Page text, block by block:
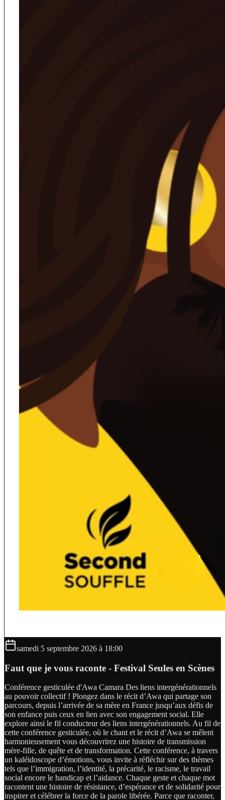
samedi 5 septembre 2026 à 18:00
Faut que je vous raconte - Festival Seules en Scènes
Conférence gesticulée d'Awa Camara Des liens intergénérationnels
au pouvoir collectif ! Plongez dans le récit d’Awa qui partage son
parcours, depuis l’arrivée de sa mère en France jusqu’aux défis de
son enfance puis ceux en lien avec son engagement social. Elle
explore ainsi le fil conducteur des liens intergénérationnels. Au fil de
cette conférence gesticulée, où le chant et le récit d’Awa se mêlent
harmonieusement vous découvrirez une histoire de transmission
mère-fille, de quête et de transformation. Cette conférence, à travers
un kaléidoscope d’émotions, vous invite à réfléchir sur des thèmes
tels que l’immigration, l’identité, la précarité, le racisme, le travail
social encore le handicap et l’aidance. Chaque geste et chaque mot
racontent une histoire de résistance, d’espérance et de solidarité pour
inspirer et célébrer la force de la parole libérée. Parce que raconter,